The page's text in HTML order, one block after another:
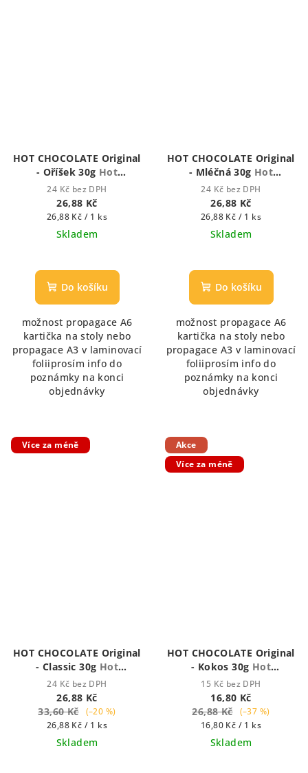
HOT CHOCOLATE Original
- Oříšek 30g Hot
Chocolate - Houstnoucí
krémová čokoláda
24 Kč bez DPH
26,88 Kč
Měrná
cena:
26,88 Kč / 1 ks
Skladem
hodnocení
produktu
z
5
hvězdiček.
Do košíku
možnost propagace A6
kartička na stoly nebo
propagace A3 v laminovací
foliiprosím info do
poznámky na konci
objednávky
HOT CHOCOLATE Original
- Mléčná 30g Hot
Chocolate - Houstnoucí
krémová čokoláda
24 Kč bez DPH
26,88 Kč
Měrná
cena:
26,88 Kč / 1 ks
Skladem
hodnocení
produktu
z
5
hvězdiček.
Do košíku
možnost propagace A6
kartička na stoly nebo
propagace A3 v laminovací
foliiprosím info do
poznámky na konci
objednávky
Více za méně
HOT CHOCOLATE Original
- Classic 30g Hot
Chocolate - Houstnoucí
krémová čokoláda
24 Kč bez DPH
26,88 Kč
33,60 Kč
(–20 %)
Měrná
cena:
26,88 Kč / 1 ks
Skladem
Akce
Více za méně
HOT CHOCOLATE Original
- Kokos 30g Hot
Chocolate - Houstnoucí
krémová čokoláda
15 Kč bez DPH
16,80 Kč
26,88 Kč
(–37 %)
Měrná
cena:
16,80 Kč / 1 ks
Skladem